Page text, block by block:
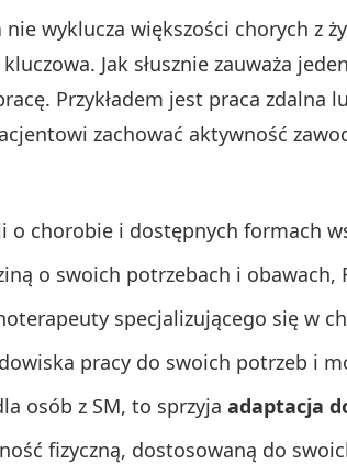
nie wyklucza większości chorych z
Jak słusznie zauważa
Przykładem jest praca zdalna
zachować aktywność
o chorobie i dostępnych formach
o swoich potrzebach i obawach,
specjalizującego się w
pracy do swoich potrzeb i
osób z SM, to sprzyja adaptacja
fizyczną, dostosowaną do